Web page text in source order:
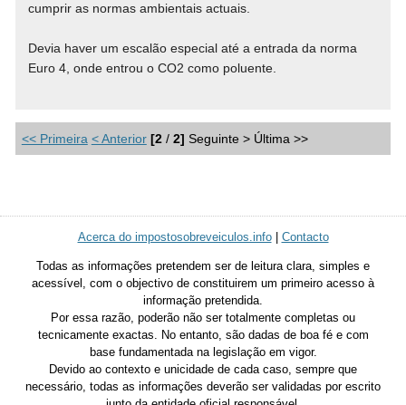
cumprir as normas ambientais actuais.
Devia haver um escalão especial até a entrada da norma
Euro 4, onde entrou o CO2 como poluente.
<< Primeira < Anterior [2/ 2] Seguinte > Última >>
Acerca do impostosobreveiculos.info| Contacto
Todas as informações pretendem ser de leitura clara, simples e
acessível, com o objectivo de constituirem um primeiro acesso à
informação pretendida.
Por essa razão, poderão não ser totalmente completas ou
tecnicamente exactas. No entanto, são dadas de boa fé e com
base fundamentada na legislação em vigor.
Devido ao contexto e unicidade de cada caso, sempre que
necessário, todas as informações deverão ser validadas por escrito